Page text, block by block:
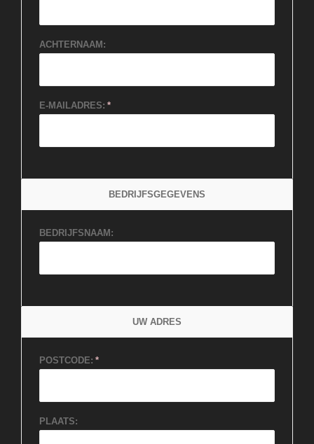
ACHTERNAAM:
E-MAILADRES:
BEDRIJFSGEGEVENS
BEDRIJFSNAAM:
UW ADRES
POSTCODE:
PLAATS: